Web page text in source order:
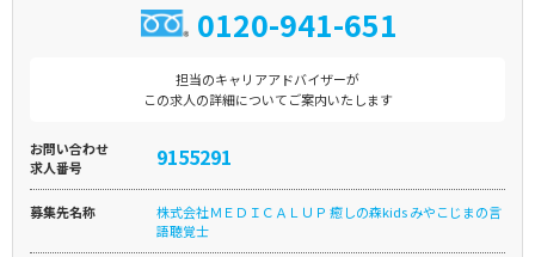
0120-941-651
担当のキャリアアドバイザーが
この求人の詳細についてご案内いたします
お問い合わせ
求人番号
9155291
募集先名称
株式会社ＭＥＤＩＣＡＬＵＰ 癒しの森kids みやこじまの言
語聴覚士